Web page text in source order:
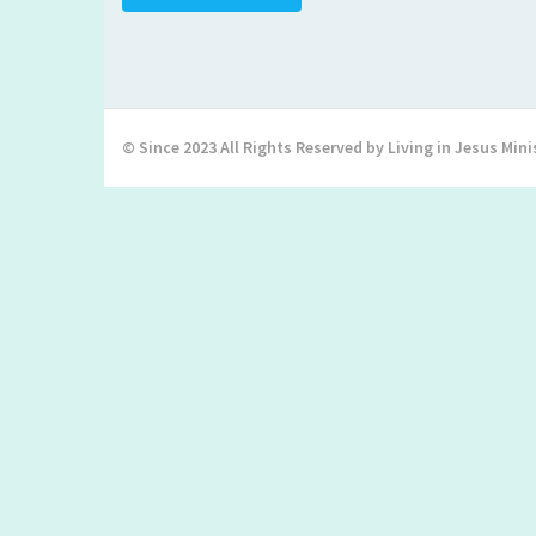
© Since 2023 All Rights Reserved by Living in Jesus